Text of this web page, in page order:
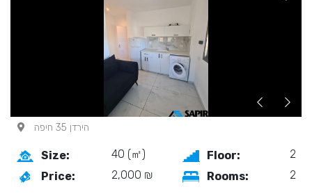
הירדן 35 חיפה
Size: 40 (㎡) Floor:
2
Price:
2,000 ₪ Rooms: 2